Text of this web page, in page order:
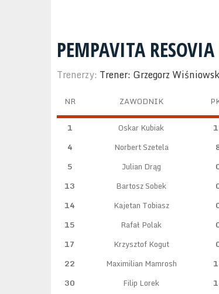
PEMPAVITA
Trenerzy: Trener: Grzegorz
NR ZAWODNIK
1 Oskar Kubiak
4
Norbert Szetela
5
Julian Drąg
13
Bartosz Sobek
14
Kajetan Tobiasz
15
Rafał Polak
17
Krzysztof Kogut
22
Maximilian Mamrosh
30
Filip Lorek